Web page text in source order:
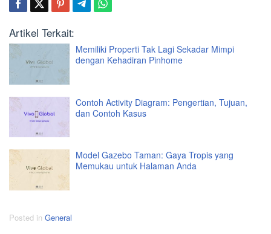
Artikel Terkait:
Memiliki Properti Tak Lagi Sekadar Mimpi
dengan Kehadiran Pinhome
Contoh Activity Diagram: Pengertian, Tujuan,
dan Contoh Kasus
Model Gazebo Taman: Gaya Tropis yang
Memukau untuk Halaman Anda
Posted in General